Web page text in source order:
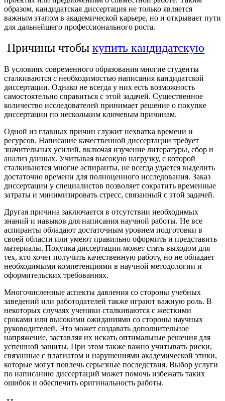
образом, кандидатская диссертация не только является
важным этапом в академической карьере, но и открывает пути
для дальнейшего профессионального роста.
Причины чтобы купить кандидатскую
В условиях современного образования многие студенты
сталкиваются с необходимостью написания кандидатской
диссертации. Однако не всегда у них есть возможность
самостоятельно справиться с этой задачей. Существенное
количество исследователей принимает решение о покупке
диссертации по нескольким ключевым причинам.
Одной из главных причин служит нехватка времени и
ресурсов. Написание качественной диссертации требует
значительных усилий, включая изучение литературы, сбор и
анализ данных. Учитывая высокую нагрузку, с которой
сталкиваются многие аспиранты, не всегда удается выделить
достаточно времени для полноценного исследования. Заказ
диссертации у специалистов позволяет сократить временные
затраты и минимизировать стресс, связанный с этой задачей.
Другая причина заключается в отсутствии необходимых
знаний и навыков для написания научной работы. Не все
аспиранты обладают достаточным уровнем подготовки в
своей области или умеют правильно оформить и представить
материалы. Покупка диссертации может стать выходом для
тех, кто хочет получить качественную работу, но не обладает
необходимыми компетенциями в научной методологии и
оформительских требованиях.
Многочисленные аспекты давления со стороны учебных
заведений или работодателей также играют важную роль. В
некоторых случаях ученики сталкиваются с жесткими
сроками или высокими ожиданиями со стороны научных
руководителей. Это может создавать дополнительное
напряжение, заставляя их искать оптимальные решения для
успешной защиты. При этом также важно учитывать риски,
связанные с плагиатом и нарушениями академической этики,
которые могут повлечь серьезные последствия. Выбор услуги
по написанию диссертаций может помочь избежать таких
ошибок и обеспечить оригинальность работы.